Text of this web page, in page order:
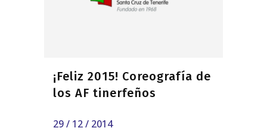
¡Feliz 2015! Coreografía de
los AF tinerfeños
29 / 12 / 2014